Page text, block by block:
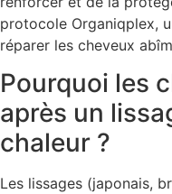
protocole Organiqplex,
réparer les cheveux
Pourquoi les
après un
chaleur ?
Les lissages (japonais,